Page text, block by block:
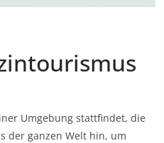
Umgebung stattfindet, die
der ganzen Welt hin, um